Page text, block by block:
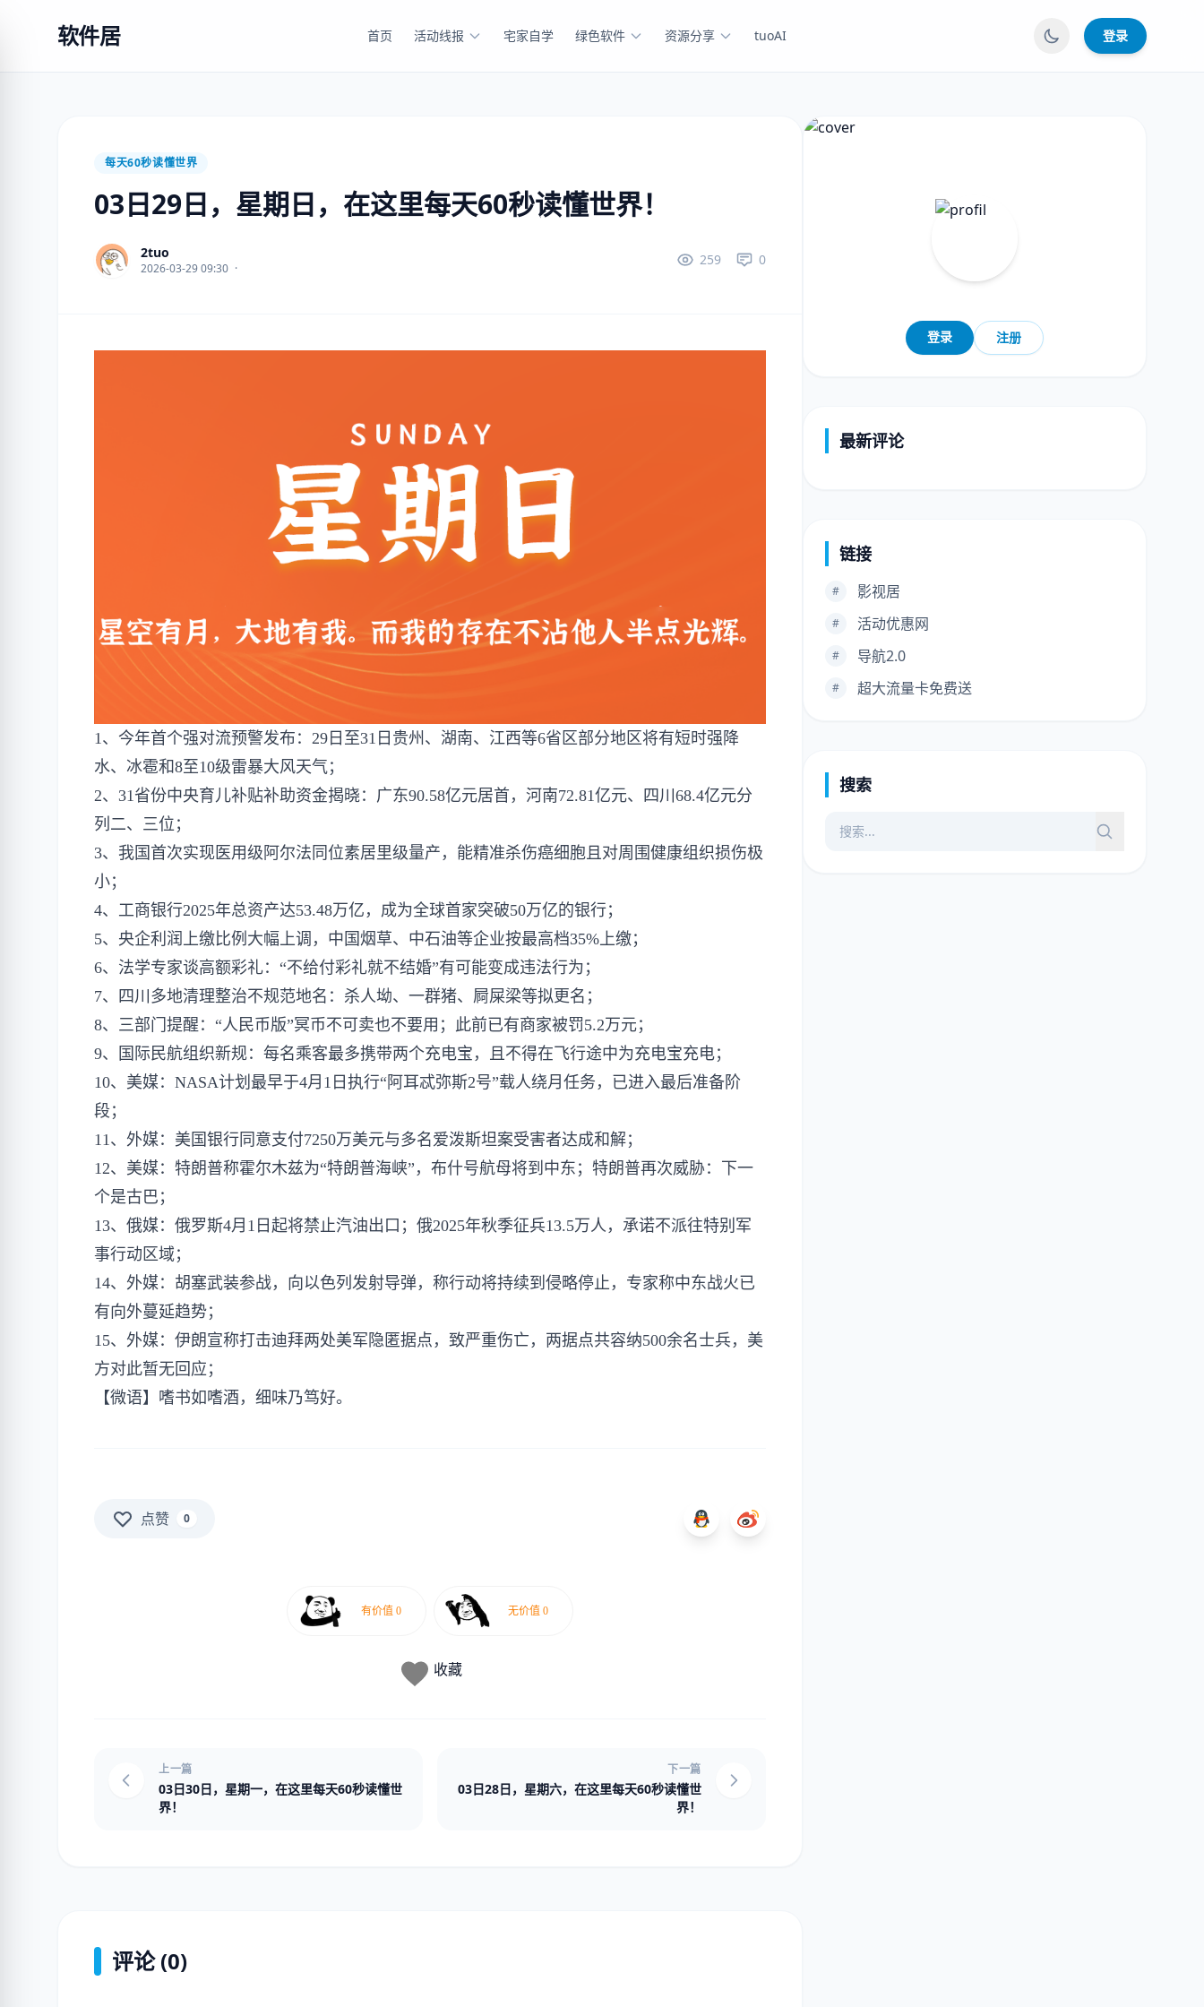
软件居 首页 活动线报 宅家自学 绿色软件 资源分享 tuoAI 登录
每天60秒读懂世界
03日29日，星期日，在这里每天60秒读懂世界！
2tuo
2026-03-29 09:30 ·
259 0
1、今年首个强对流预警发布：29日至31日贵州、湖南、江西等6省区部分地区将有短时强降
水、冰雹和8至10级雷暴大风天气；
2、31省份中央育儿补贴补助资金揭晓：广东90.58亿元居首，河南72.81亿元、四川68.4亿元分
列二、三位；
3、我国首次实现医用级阿尔法同位素居里级量产，能精准杀伤癌细胞且对周围健康组织损伤极
小；
4、工商银行2025年总资产达53.48万亿，成为全球首家突破50万亿的银行；
5、央企利润上缴比例大幅上调，中国烟草、中石油等企业按最高档35%上缴；
6、法学专家谈高额彩礼：“不给付彩礼就不结婚”有可能变成违法行为；
7、四川多地清理整治不规范地名：杀人坳、一群猪、屙屎梁等拟更名；
8、三部门提醒：“人民币版”冥币不可卖也不要用；此前已有商家被罚5.2万元；
9、国际民航组织新规：每名乘客最多携带两个充电宝，且不得在飞行途中为充电宝充电；
10、美媒：NASA计划最早于4月1日执行“阿耳忒弥斯2号”载人绕月任务，已进入最后准备阶
段；
11、外媒：美国银行同意支付7250万美元与多名爱泼斯坦案受害者达成和解；
12、美媒：特朗普称霍尔木兹为“特朗普海峡”，布什号航母将到中东；特朗普再次威胁：下一
个是古巴；
13、俄媒：俄罗斯4月1日起将禁止汽油出口；俄2025年秋季征兵13.5万人，承诺不派往特别军
事行动区域；
14、外媒：胡塞武装参战，向以色列发射导弹，称行动将持续到侵略停止，专家称中东战火已
有向外蔓延趋势；
15、外媒：伊朗宣称打击迪拜两处美军隐匿据点，致严重伤亡，两据点共容纳500余名士兵，美
方对此暂无回应；
【微语】嗜书如嗜酒，细味乃笃好。
点赞 0
收藏
上一篇
03日30日，星期一，在这里每天60秒读懂世
界！
下一篇
03日28日，星期六，在这里每天60秒读懂世
界！
评论 (0)
登录 注册
最新评论
链接
# 影视居
# 活动优惠网
# 导航2.0
# 超大流量卡免费送
搜索